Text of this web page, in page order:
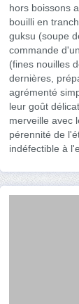
hors boissons
bouilli en
guksu (soupe
commande
(fines nouilles
dernières,
agrémenté
leur goût
merveille avec
pérennité de
indéfectible à